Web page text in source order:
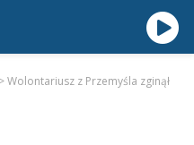
>Wolontariusz z Przemyśla zginął